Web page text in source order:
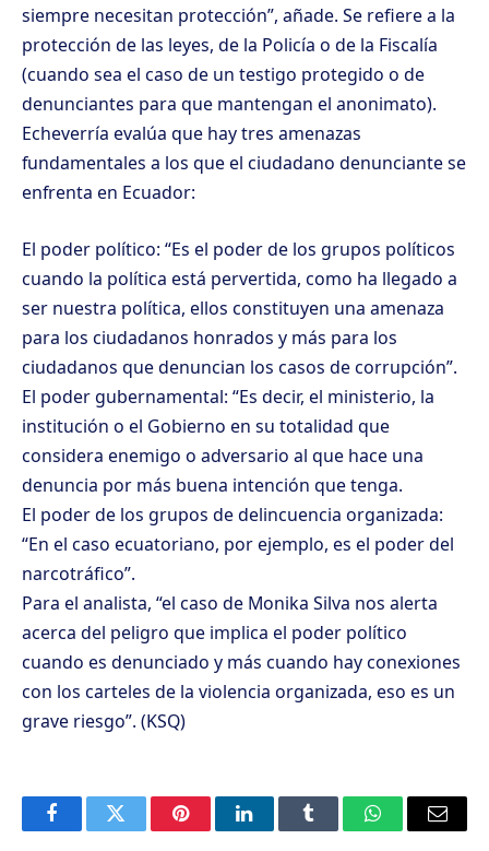
siempre necesitan protección”, añade. Se refiere a la
protección de las leyes, de la Policía o de la Fiscalía
(cuando sea el caso de un testigo protegido o de
denunciantes para que mantengan el anonimato).
Echeverría evalúa que hay tres amenazas
fundamentales a los que el ciudadano denunciante se
enfrenta en Ecuador:
El poder político: “Es el poder de los grupos políticos
cuando la política está pervertida, como ha llegado a
ser nuestra política, ellos constituyen una amenaza
para los ciudadanos honrados y más para los
ciudadanos que denuncian los casos de corrupción”.
El poder gubernamental: “Es decir, el ministerio, la
institución o el Gobierno en su totalidad que
considera enemigo o adversario al que hace una
denuncia por más buena intención que tenga.
El poder de los grupos de delincuencia organizada:
“En el caso ecuatoriano, por ejemplo, es el poder del
narcotráfico”.
Para el analista, “el caso de Monika Silva nos alerta
acerca del peligro que implica el poder político
cuando es denunciado y más cuando hay conexiones
con los carteles de la violencia organizada, eso es un
grave riesgo”. (KSQ)
FacebookTwitter PinterestLinkedInTumblr WhatsAppEmail